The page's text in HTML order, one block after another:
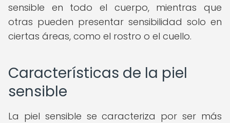
sensible en todo el cuerpo, mientras que
otras pueden presentar sensibilidad solo en
ciertas áreas, como el rostro o el cuello.
Características de la piel
sensible
La piel sensible se caracteriza por ser más